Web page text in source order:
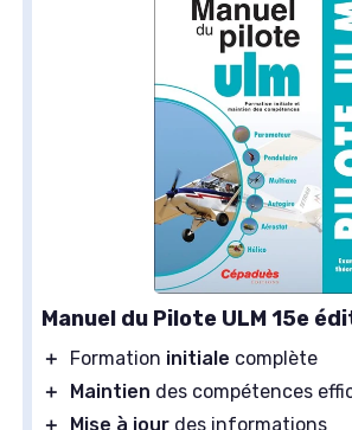
Manuel du Pilote ULM 15e
＋ Formation initiale complète
＋
Maintien des compétences
＋
Mise à jour des informations